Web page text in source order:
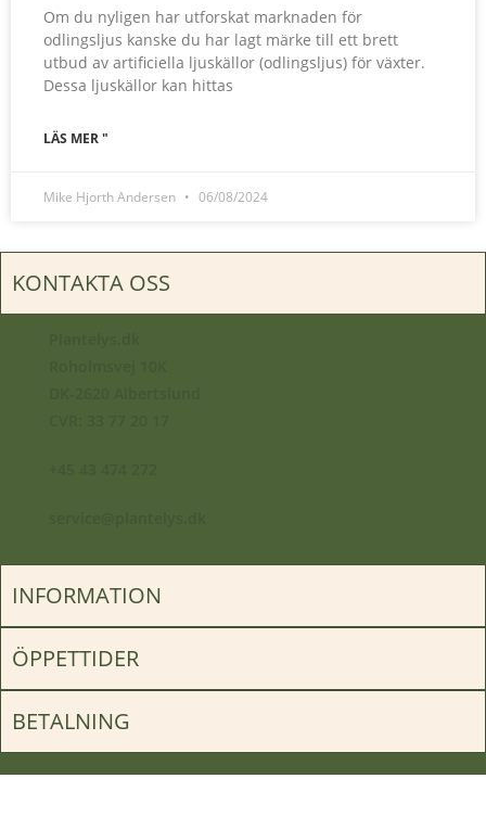
Om du nyligen har utforskat marknaden för
odlingsljus kanske du har lagt märke till ett brett
utbud av artificiella ljuskällor (odlingsljus) för växter.
Dessa ljuskällor kan hittas
LÄS MER "
Mike Hjorth Andersen 06/08/2024
KONTAKTA OSS
INFORMATION
ÖPPETTIDER
BETALNING